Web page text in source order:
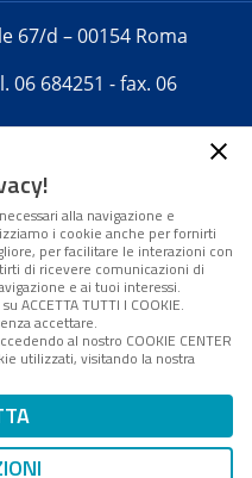
67/d – 00154 Roma
06 684251 - fax. 06
telematica iscritta
Tribunale di Roma -
- Direttore resp. Michela
a Direzione e
S.p.A. - FPA s.r.l.
sistema di management
- R.E.A. Roma
AWS
sito
alla navigazione e
i cookie anche per fornirti
per facilitare le interazioni con
di ricevere comunicazioni di
e ai tuoi interessi.
ACCETTA TUTTI I COOKIE.
accettare.
al nostro COOKIE CENTER
utilizzati, visitando la nostra